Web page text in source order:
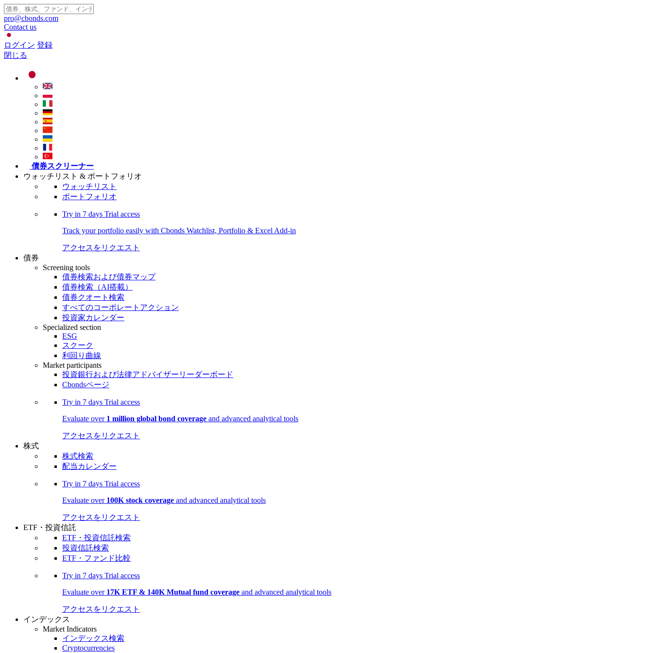
pro@cbonds.com
Contact us
ログイン 登録
閉じる
債券スクリーナー
ウォッチリスト & ポートフォリオ
ウォッチリスト
ポートフォリオ
Try in 7 days Trial access
Track your portfolio easily with Cbonds Watchlist, Portfolio & Excel Add-in
アクセスをリクエスト
債券
Screening tools
債券検索および債券マップ
債券検索（AI搭載）
債券クオート検索
すべてのコーポレートアクション
投資家カレンダー
Specialized section
ESG
スクーク
利回り曲線
Market participants
投資銀行および法律アドバイザーリーダーボード
Cbondsページ
Try in 7 days Trial access
Evaluate over 1 million global bond coverage and advanced analytical tools
アクセスをリクエスト
株式
株式検索
配当カレンダー
Try in 7 days Trial access
Evaluate over 100K stock coverage and advanced analytical tools
アクセスをリクエスト
ETF・投資信託
ETF・投資信託検索
投資信託検索
ETF・ファンド比較
Try in 7 days Trial access
Evaluate over 17K ETF & 140K Mutual fund coverage and advanced analytical tools
アクセスをリクエスト
インデックス
Market Indicators
インデックス検索
Cryptocurrencies